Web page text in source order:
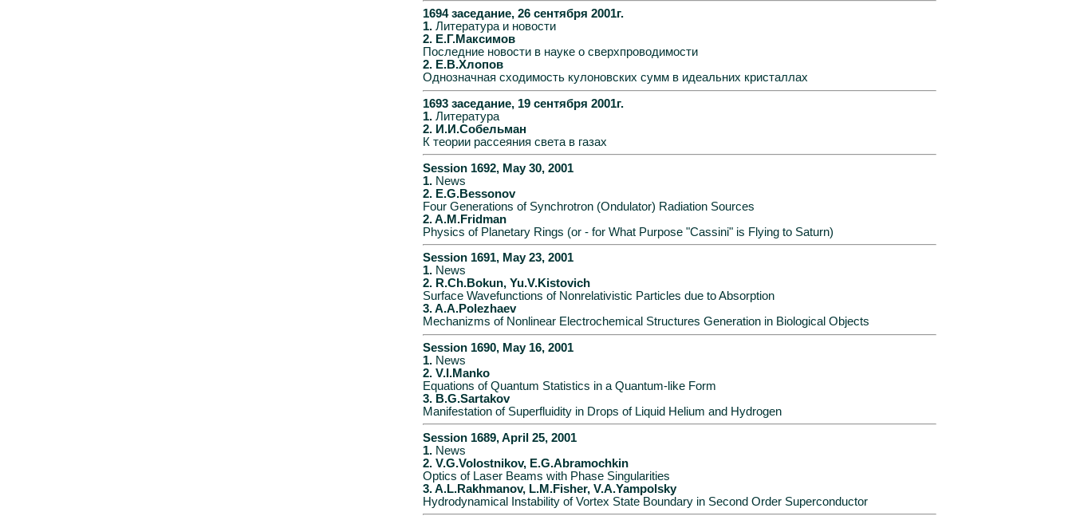
1694 заседание, 26 сентября 2001г.
1. Литература и новости
2. Е.Г.Максимов
Последние новости в науке о сверхпроводимости
2. Е.В.Хлопов
Однозначная сходимость кулоновских сумм в идеальних кристаллах
1693 заседание, 19 сентября 2001г.
1. Литература
2. И.И.Собельман
К теории рассеяния света в газах
Session 1692, May 30, 2001
1. News
2. E.G.Bessonov
Four Generations of Synchrotron (Ondulator) Radiation Sources
2. A.M.Fridman
Physics of Planetary Rings (or - for What Purpose "Cassini" is Flying to Saturn)
Session 1691, May 23, 2001
1. News
2. R.Ch.Bokun, Yu.V.Kistovich
Surface Wavefunctions of Nonrelativistic Particles due to Absorption
3. A.A.Polezhaev
Mechanizms of Nonlinear Electrochemical Structures Generation in Biological Objects
Session 1690, May 16, 2001
1. News
2. V.I.Manko
Equations of Quantum Statistics in a Quantum-like Form
3. B.G.Sartakov
Manifestation of Superfluidity in Drops of Liquid Helium and Hydrogen
Session 1689, April 25, 2001
1. News
2. V.G.Volostnikov, E.G.Abramochkin
Optics of Laser Beams with Phase Singularities
3. A.L.Rakhmanov, L.M.Fisher, V.A.Yampolsky
Hydrodynamical Instability of Vortex State Boundary in Second Order Superconductor